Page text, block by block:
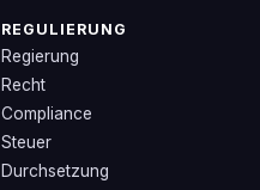
REGULIERUNG
Regierung
Recht
Compliance
Steuer
Durchsetzung